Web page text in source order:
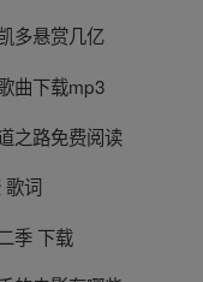
多悬赏几亿
曲下载mp3
之路免费阅读
歌词
季 下载